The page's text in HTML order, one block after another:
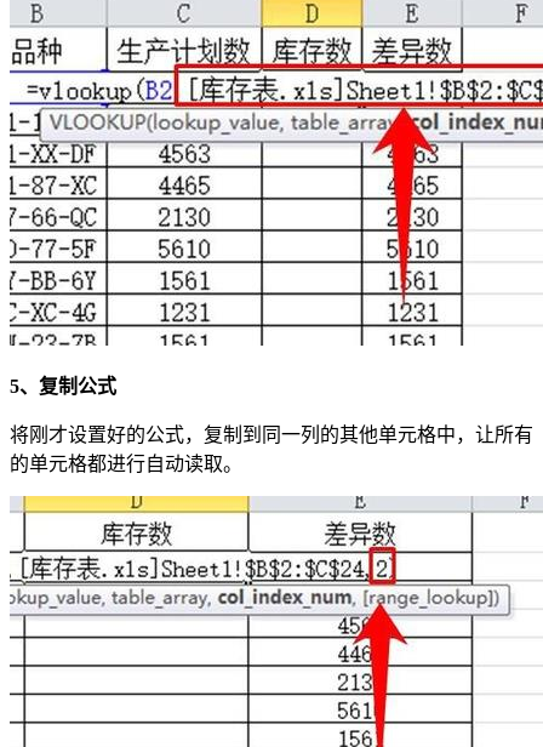
5、复制公式
将刚才设置好的公式，复制到同一列的其他单元格中，让所有
的单元格都进行自动读取。